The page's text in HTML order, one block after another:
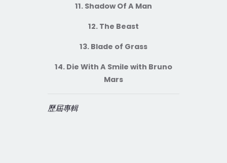
11. Shadow Of A Man
12. The Beast
13. Blade of Grass
14. Die With A Smile with Bruno
Mars
歷屆專輯